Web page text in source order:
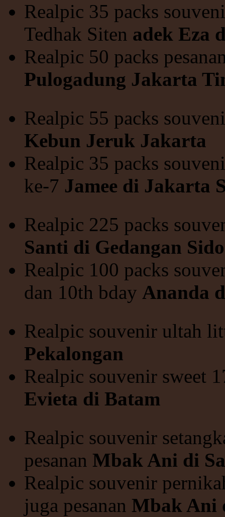
Realpic 35 packs
Tedhak Siten adek Eza
Realpic 50 packs
Pulogadung Jakarta
Realpic 55 packs
Kebun Jeruk Jakarta
Realpic 35 packs
ke-7 Jamee di Jakarta
Realpic 225 packs
Santi di Gedangan
Realpic 100 packs
dan 10th bday Ananda
Realpic souvenir ultah
Pekalongan
Realpic souvenir sweet
Evieta di Batam
Realpic souvenir
pesanan Mbak Ani di
Realpic souvenir
juga pesanan Mbak Ani